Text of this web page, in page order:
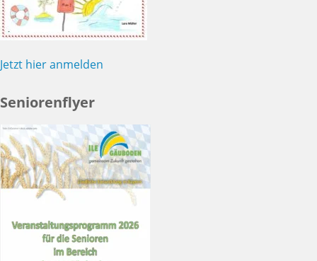
Jetzt hier anmelden
Seniorenflyer